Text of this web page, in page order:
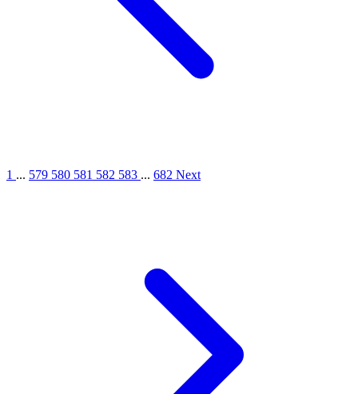
1 ... 579 580 581 582 583 ... 682 Next